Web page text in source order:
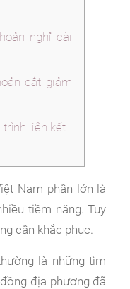
nghỉ cài
cắt giảm
trình liên kết
Nam phần lớn là
tiềm năng. Tuy
cần khắc phục.
là những tìm
địa phương đã